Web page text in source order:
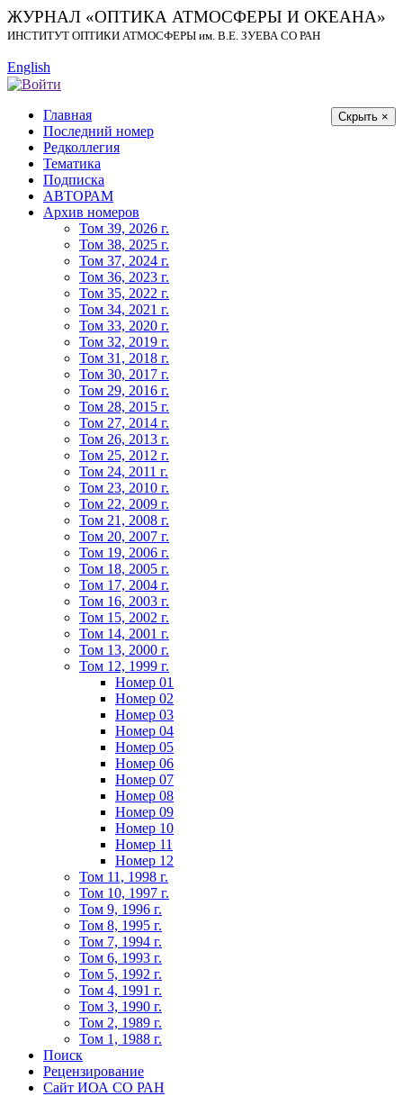
ЖУРНАЛ «ОПТИКА АТМОСФЕРЫ И ОКЕАНА»
ИНСТИТУТ ОПТИКИ АТМОСФЕРЫ им. В.Е. ЗУЕВА СО РАН
English
Скрыть ×
Главная
Последний номер
Редколлегия
Тематика
Подписка
АВТОРАМ
Архив номеров
Том 39, 2026 г.
Том 38, 2025 г.
Том 37, 2024 г.
Том 36, 2023 г.
Том 35, 2022 г.
Том 34, 2021 г.
Том 33, 2020 г.
Том 32, 2019 г.
Том 31, 2018 г.
Том 30, 2017 г.
Том 29, 2016 г.
Том 28, 2015 г.
Том 27, 2014 г.
Том 26, 2013 г.
Том 25, 2012 г.
Том 24, 2011 г.
Том 23, 2010 г.
Том 22, 2009 г.
Том 21, 2008 г.
Том 20, 2007 г.
Том 19, 2006 г.
Том 18, 2005 г.
Том 17, 2004 г.
Том 16, 2003 г.
Том 15, 2002 г.
Том 14, 2001 г.
Том 13, 2000 г.
Том 12, 1999 г.
Номер 01
Номер 02
Номер 03
Номер 04
Номер 05
Номер 06
Номер 07
Номер 08
Номер 09
Номер 10
Номер 11
Номер 12
Том 11, 1998 г.
Том 10, 1997 г.
Том 9, 1996 г.
Том 8, 1995 г.
Том 7, 1994 г.
Том 6, 1993 г.
Том 5, 1992 г.
Том 4, 1991 г.
Том 3, 1990 г.
Том 2, 1989 г.
Том 1, 1988 г.
Поиск
Рецензирование
Сайт ИОА СО РАН